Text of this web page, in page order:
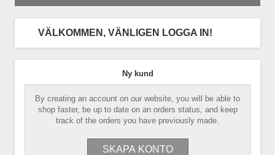
VÄLKOMMEN, VÄNLIGEN LOGGA IN!
Ny kund
By creating an account on our website, you will be able to
shop faster, be up to date on an orders status, and keep
track of the orders you have previously made.